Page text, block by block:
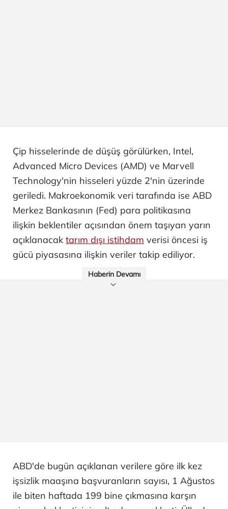
Çip hisselerinde de düşüş görülürken, Intel,
Advanced Micro Devices (AMD) ve Marvell
Technology'nin hisseleri yüzde 2'nin üzerinde
geriledi. Makroekonomik veri tarafında ise ABD
Merkez Bankasının (Fed) para politikasına
ilişkin beklentiler açısından önem taşıyan yarın
açıklanacak tarım dışı istihdam verisi öncesi iş
gücü piyasasına ilişkin veriler takip ediliyor.
Haberin Devamı
ABD'de bugün açıklanan verilere göre ilk kez
işsizlik maaşına başvuranların sayısı, 1 Ağustos
ile biten haftada 199 bine çıkmasına karşın